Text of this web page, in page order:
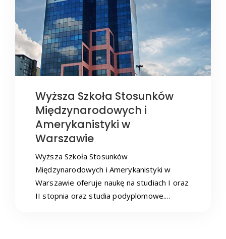
Wyższa Szkoła Stosunków
Międzynarodowych i
Amerykanistyki w
Warszawie
Wyższa Szkoła Stosunków
Międzynarodowych i Amerykanistyki w
Warszawie oferuje naukę na studiach I oraz
II stopnia oraz studia podyplomowe.…